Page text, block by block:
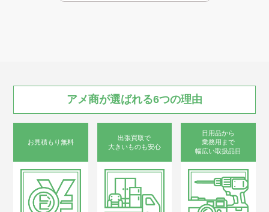
プライバシーポリシー
アメ商が選ばれる6つの理由
お見積もり無料
出張買取で
大きいものも安心
日用品から
業務用まで
幅広い取扱品目